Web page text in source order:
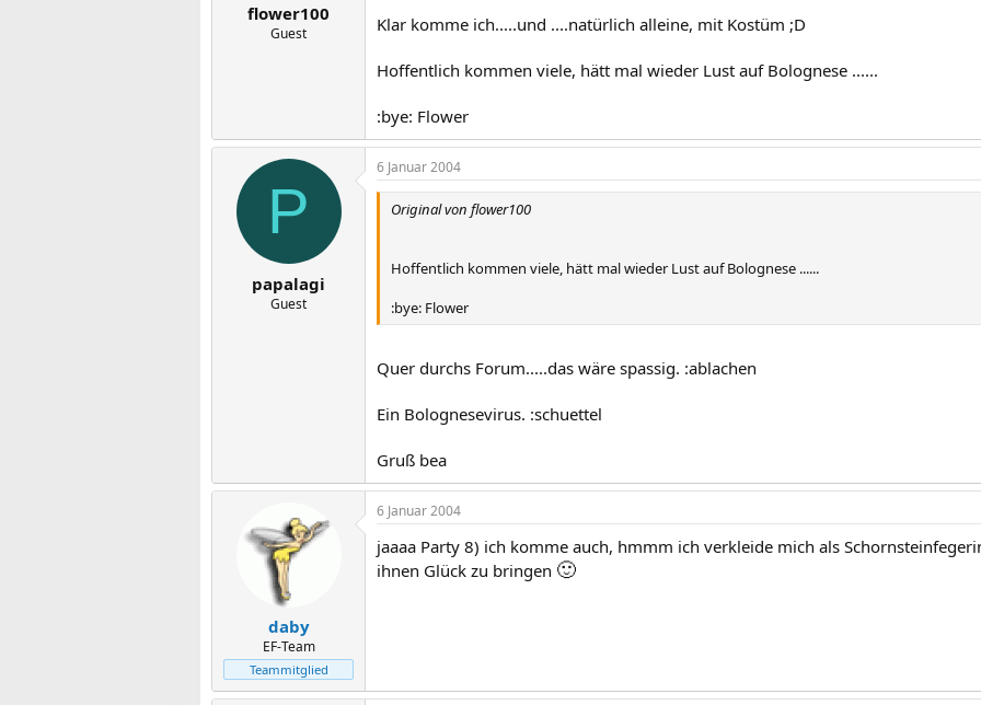
flower100
Guest Klar komme ich.....und ....natürlich alleine, mit Kostüm ;D
Hoffentlich kommen viele, hätt mal wieder Lust auf Bolognese ......
:bye: Flower
P
papalagi
Guest
6 Januar 2004
Original von flower100
Hoffentlich kommen viele, hätt mal wieder Lust auf Bolognese ......
:bye: Flower
Quer durchs Forum.....das wäre spassig. :ablachen
Ein Bolognesevirus. :schuettel
Gruß bea
daby
EF-Team
Teammitglied
6 Januar 2004
jaaaa Party 8) ich komme auch, hmmm ich verkleide mich als
ihnen Glück zu bringen 🙂